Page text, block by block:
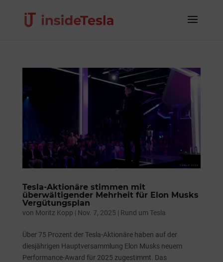
Tesla-Aktionäre stimmen mit
überwältigender Mehrheit für Elon Musks
Vergütungsplan
von Moritz Kopp | Nov. 7, 2025 | Rund um Tesla
Über 75 Prozent der Tesla-Aktionäre haben auf der
diesjährigen Hauptversammlung Elon Musks neuem
Performance-Award für 2025 zugestimmt. Das